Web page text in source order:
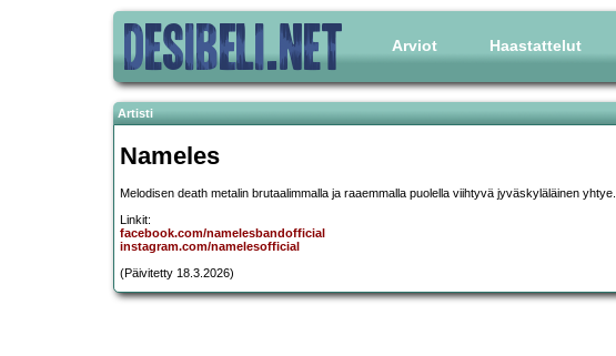
Arviot Haastattelut
Artisti
Nameles
Melodisen death metalin brutaalimmalla ja raaemmalla puolella viihtyvä jyväskyläläinen yhtye.
Linkit:
facebook.com/namelesbandofficial
instagram.com/namelesofficial
(Päivitetty 18.3.2026)